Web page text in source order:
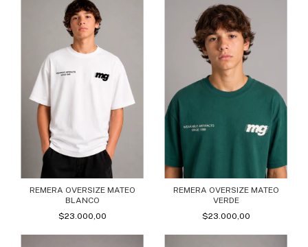
REMERA OVERSIZE MATEO
BLANCO
$23.000,00
REMERA OVERSIZE MATEO
VERDE
$23.000,00